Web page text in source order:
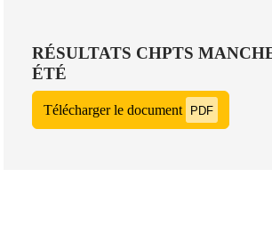
RÉSULTATS CHPTS
ÉTÉ
Télécharger le document PDF